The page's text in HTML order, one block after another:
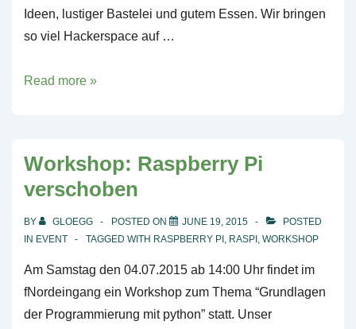
Ideen, lustiger Bastelei und gutem Essen. Wir bringen
so viel Hackerspace auf …
Grillparty
Read more »
Workshop: Raspberry Pi
verschoben
BY GLOEGG POSTED ON JUNE 19, 2015
POSTED
IN EVENT TAGGED WITH RASPBERRY PI , RASPI , WORKSHOP
Am Samstag den 04.07.2015 ab 14:00 Uhr findet im
fNordeingang ein Workshop zum Thema “Grundlagen
der Programmierung mit python” statt. Unser